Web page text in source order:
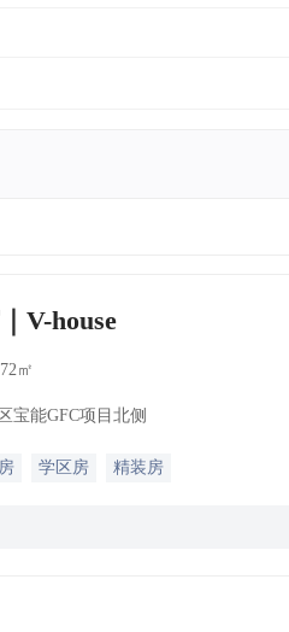
V-house
㎡
宝能GFC项目北侧
学区房 精装房